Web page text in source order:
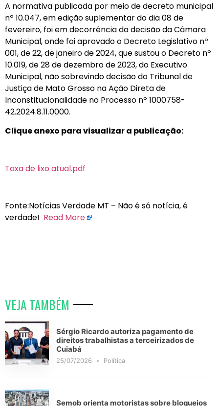
A normativa publicada por meio de decreto municipal
nº 10.047, em edição suplementar do dia 08 de
fevereiro, foi em decorrência da decisão da Câmara
Municipal, onde foi aprovado o Decreto Legislativo nº
001, de 22, de janeiro de 2024, que sustou o Decreto nº
10.019, de 28 de dezembro de 2023, do Executivo
Municipal, não sobrevindo decisão do Tribunal de
Justiça de Mato Grosso na Ação Direta de
Inconstitucionalidade no Processo nº 1000758-
42.2024.8.11.0000.
Clique anexo para visualizar a publicação:
Taxa de lixo atual.pdf
Fonte:Notícias Verdade MT – Não é só notícia, é
verdade! Read More
VEJA TAMBÉM
Sérgio Ricardo autoriza pagamento de
direitos trabalhistas a terceirizados de
Cuiabá
25/07/2026 Política
Semob orienta motoristas sobre bloqueios